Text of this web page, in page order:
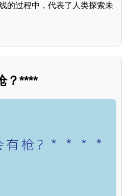
的过程中，代表了人类探索未
？****